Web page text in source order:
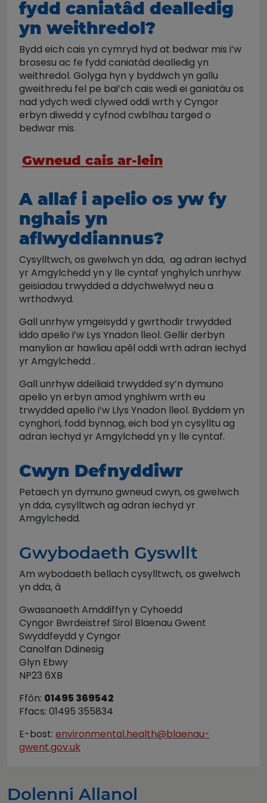
fydd caniatâd dealledig
yn weithredol?
Bydd eich cais yn cymryd hyd at bedwar mis i’w
brosesu ac fe fydd caniatâd dealledig yn
weithredol. Golyga hyn y byddwch yn gallu
gweithredu fel pe bai’ch cais wedi ei ganiatáu os
nad ydych wedi clywed oddi wrth y Cyngor
erbyn diwedd y cyfnod cwblhau targed o
bedwar mis.
Gwneud cais ar-lein
A allaf i apelio os yw fy
nghais yn
aflwyddiannus?
Cysylltwch, os gwelwch yn dda, ag adran Iechyd
yr Amgylchedd yn y lle cyntaf ynghylch unrhyw
geisiadau trwydded a ddychwelwyd neu a
wrthodwyd.
Gall unrhyw ymgeisydd y gwrthodir trwydded
iddo apelio i’w Lys Ynadon lleol. Gellir derbyn
manylion ar hawliau apêl oddi wrth adran Iechyd
yr Amgylchedd .
Gall unrhyw ddeiliaid trwydded sy’n dymuno
apelio yn erbyn amod ynghlwm wrth eu
trwydded apelio i’w Llys Ynadon lleol. Byddem yn
cynghori, fodd bynnag, eich bod yn cysylltu ag
adran Iechyd yr Amgylchedd yn y lle cyntaf.
Cwyn Defnyddiwr
Petaech yn dymuno gwneud cwyn, os gwelwch
yn dda, cysylltwch ag adran Iechyd yr
Amgylchedd.
Gwybodaeth Gyswllt
Am wybodaeth bellach cysylltwch, os gwelwch
yn dda, â
Gwasanaeth Amddiffyn y Cyhoedd
Cyngor Bwrdeistref Sirol Blaenau Gwent
Swyddfeydd y Cyngor
Canolfan Ddinesig
Glyn Ebwy
NP23 6XB
Ffôn: 01495 369542
Ffacs: 01495 355834
E-bost: environmental.health@blaenau-
gwent.gov.uk
Dolenni Allanol